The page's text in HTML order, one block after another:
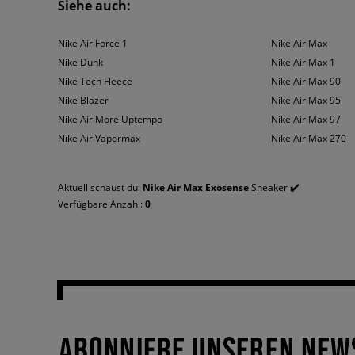
Leichtigkeit, der Liebe zum Detail und dem Wunsch nach einem
Nike Air Max Exosense - die Wahl der
Du fragst dich sicher warum es sich lohnt, auf genau dieses
garantieren Kicks in All-White, All-Black, oder welche im schwarz-
eindeutig einen Bezug zum Weltraum, das deinen Styles nicht nur
Textilobermaterial und das weiche Material im Schuhinnerem - all
Siehe auch:
Nike Air Force 1
Nike Dunk
Nike Tech Fleece
Nike Blazer
Nike Air More Uptempo
Nike Air Vapormax
Nike Air Max
Nike Air Max 1
Nike Air Max 90
Nike Air Max 95
Nike Air Max 97
Nike Air Max 270
Aktuell schaust du: Nike Air Max ExosenseSneaker✔️
Verfügbare Anzahl: 0